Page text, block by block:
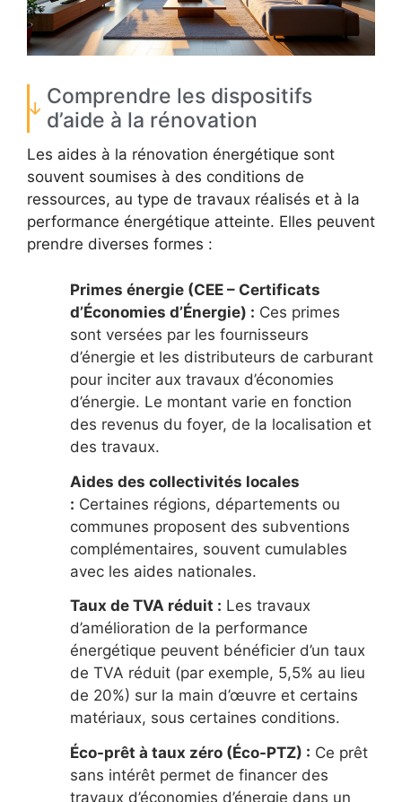
Comprendre les dispositifs
d’aide à la rénovation
Les aides à la rénovation énergétique sont
souvent soumises à des conditions de
ressources, au type de travaux réalisés et à la
performance énergétique atteinte. Elles peuvent
prendre diverses formes :
Primes énergie (CEE – Certificats
d’Économies d’Énergie) : Ces primes
sont versées par les fournisseurs
d’énergie et les distributeurs de carburant
pour inciter aux travaux d’économies
d’énergie. Le montant varie en fonction
des revenus du foyer, de la localisation et
des travaux.
Aides des collectivités locales
: Certaines régions, départements ou
communes proposent des subventions
complémentaires, souvent cumulables
avec les aides nationales.
Taux de TVA réduit : Les travaux
d’amélioration de la performance
énergétique peuvent bénéficier d’un taux
de TVA réduit (par exemple, 5,5% au lieu
de 20%) sur la main d’œuvre et certains
matériaux, sous certaines conditions.
Éco-prêt à taux zéro (Éco-PTZ) : Ce prêt
sans intérêt permet de financer des
travaux d’économies d’énergie dans un